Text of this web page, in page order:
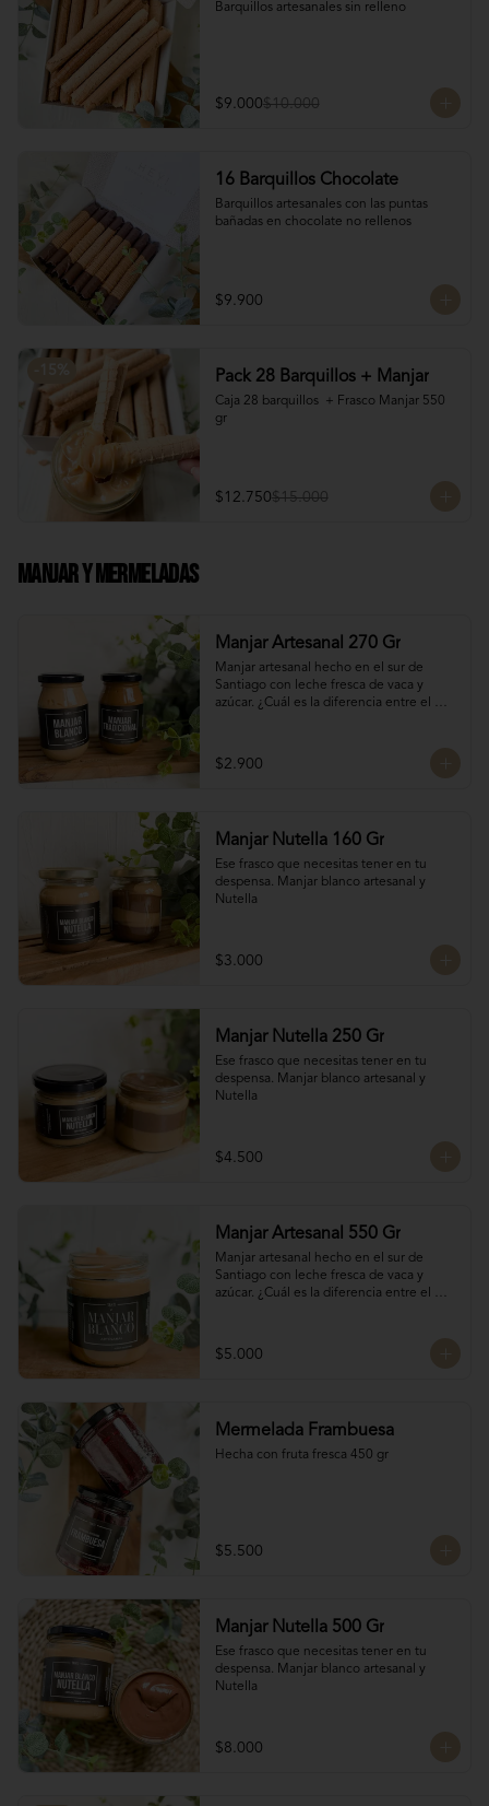
Barquillos artesanales sin relleno
$9.000$10.000
16 Barquillos Chocolate
Barquillos artesanales con las puntas
bañadas en chocolate no rellenos
$9.900
Pack 28 Barquillos + Manjar
Caja 28 barquillos  + Frasco Manjar 550
gr
$12.750$15.000
Manjar Y Mermeladas
Manjar Artesanal 270 Gr
Manjar artesanal hecho en el sur de
Santiago con leche fresca de vaca y
azúcar. ¿Cuál es la diferencia entre el
El manjar tradicional, al tener mayor
tiempo de cocción tiene un sabor más
duración pero esto a la vez hace que sea
un sabor más suave y artesanal, más de
casa.
$2.900
Manjar Nutella 160 Gr
Ese frasco que necesitas tener en tu
despensa. Manjar blanco artesanal y
Nutella
$3.000
Manjar Nutella 250 Gr
Ese frasco que necesitas tener en tu
despensa. Manjar blanco artesanal y
Nutella
$4.500
Manjar Artesanal 550 Gr
Manjar artesanal hecho en el sur de
Santiago con leche fresca de vaca y
azúcar. ¿Cuál es la diferencia entre el
El manjar tradicional, al tener mayor
tiempo de cocción tiene un sabor más
duración pero esto a la vez hace que sea
un sabor más suave y artesanal, más de
$5.000
Mermelada Frambuesa
Hecha con fruta fresca 450 gr
$5.500
Manjar Nutella 500 Gr
Ese frasco que necesitas tener en tu
despensa. Manjar blanco artesanal y
Nutella
$8.000